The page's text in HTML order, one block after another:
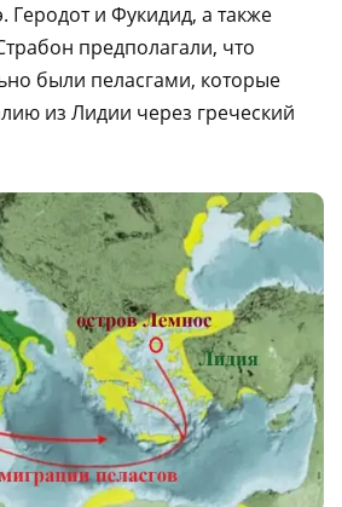
Геродот и Фукидид, а также
предполагали, что
были пеласгами, которые
из Лидии через греческий